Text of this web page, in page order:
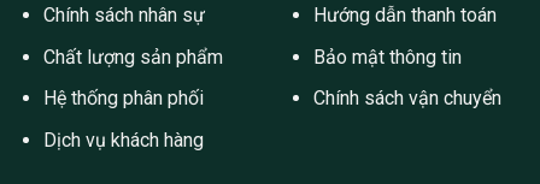
Chính sách nhân sự
Chất lượng sản phẩm
Hệ thống phân phối
Dịch vụ khách hàng
Hướng dẫn thanh toán
Bảo mật thông tin
Chính sách vận chuyển